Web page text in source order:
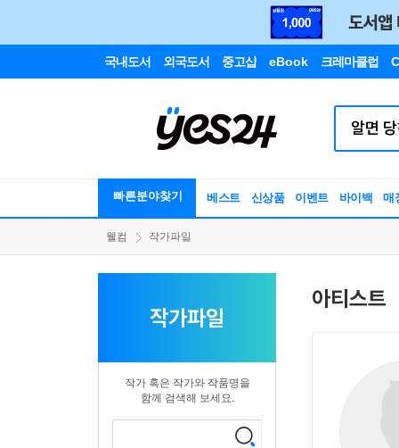
국내도서 외국도서 중고샵 eBook 크레마클럽
빠른분야찾기 베스트 신상품 이벤트 바이백 매
웰컴 작가파일
작가파일
작가 혹은 작가와 작품명을
함께 검색해 보세요.
아티스트